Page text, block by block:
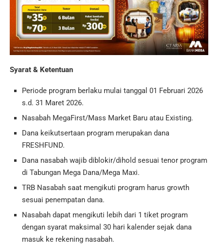
Syarat & Ketentuan
Periode program berlaku mulai tanggal 01 Februari 2026
s.d. 31 Maret 2026.
Nasabah MegaFirst/Mass Market Baru atau Existing.
Dana keikutsertaan program merupakan dana
FRESHFUND.
Dana nasabah wajib diblokir/dihold sesuai tenor program
di Tabungan Mega Dana/Mega Maxi.
TRB Nasabah saat mengikuti program harus growth
sesuai penempatan dana.
Nasabah dapat mengikuti lebih dari 1 tiket program
dengan syarat maksimal 30 hari kalender sejak dana
masuk ke rekening nasabah.